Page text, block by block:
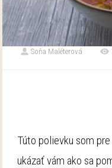
Soňa Maléterová
Túto polievku som
ukázať vám ako sa